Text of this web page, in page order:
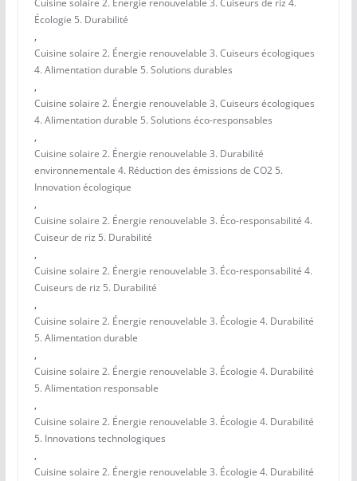
Cuisine solaire 2. Énergie renouvelable 3. Cuiseurs de riz 4.
Écologie 5. Durabilité
,
Cuisine solaire 2. Énergie renouvelable 3. Cuiseurs écologiques
4. Alimentation durable 5. Solutions durables
,
Cuisine solaire 2. Énergie renouvelable 3. Cuiseurs écologiques
4. Alimentation durable 5. Solutions éco-responsables
,
Cuisine solaire 2. Énergie renouvelable 3. Durabilité
environnementale 4. Réduction des émissions de CO2 5.
Innovation écologique
,
Cuisine solaire 2. Énergie renouvelable 3. Éco-responsabilité 4.
Cuiseur de riz 5. Durabilité
,
Cuisine solaire 2. Énergie renouvelable 3. Éco-responsabilité 4.
Cuiseurs de riz 5. Durabilité
,
Cuisine solaire 2. Énergie renouvelable 3. Écologie 4. Durabilité
5. Alimentation durable
,
Cuisine solaire 2. Énergie renouvelable 3. Écologie 4. Durabilité
5. Alimentation responsable
,
Cuisine solaire 2. Énergie renouvelable 3. Écologie 4. Durabilité
5. Innovations technologiques
,
Cuisine solaire 2. Énergie renouvelable 3. Écologie 4. Durabilité